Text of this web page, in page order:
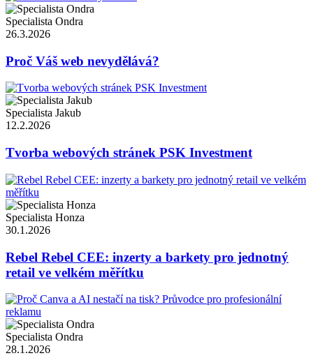
Specialista Ondra
26.3.2026
Proč Váš web nevydělává?
Specialista Jakub
12.2.2026
Tvorba webových stránek PSK Investment
Specialista Honza
30.1.2026
Rebel Rebel CEE: inzerty a barkety pro jednotný
retail ve velkém měřítku
Specialista Ondra
28.1.2026